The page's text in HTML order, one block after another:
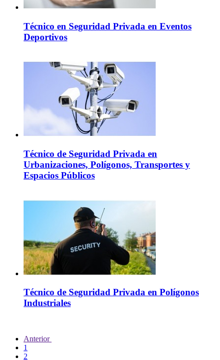
Técnico en Seguridad Privada en Eventos
Deportivos
Técnico de Seguridad Privada en
Urbanizaciones, Polígonos, Transportes y
Espacios Públicos
Técnico de Seguridad Privada en Polígonos
Industriales
Anterior
1
2